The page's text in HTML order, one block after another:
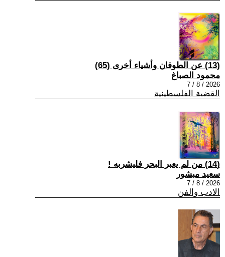
(13) عن الطوفان وأشياء أخرى (65)
محمود الصباغ
2026 / 8 / 7
القضية الفلسطينية
(14) من لم يعبر البحر فليشربه !
سعيد مبشور
2026 / 8 / 7
الادب والفن